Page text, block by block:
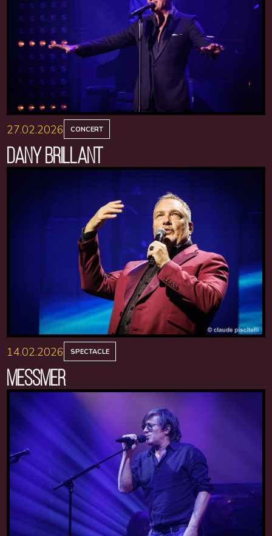
27.02.2026 CONCERT
DANY BRILLANT
14.02.2026 SPECTACLE
MESSMER